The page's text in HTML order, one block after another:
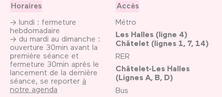
Horaires
→ lundi : fermeture
hebdomadaire
→ du mardi au dimanche :
ouverture 30min avant la
première séance et
fermeture 30min après le
lancement de la dernière
séance, se reporter à
notre agenda
Accès
Métro
Les Halles (ligne 4)
Châtelet (lignes 1, 7, 14)
RER
Châtelet-Les Halles
(Lignes A, B, D)
Bus